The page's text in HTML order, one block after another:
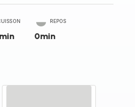
REPOS
0min